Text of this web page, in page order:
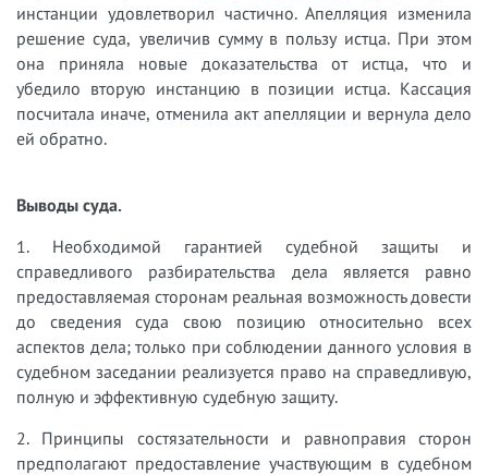
инстанции удовлетворил частично. Апелляция изменила
решение суда, увеличив сумму в пользу истца. При этом
она приняла новые доказательства от истца, что и
убедило вторую инстанцию в позиции истца. Кассация
посчитала иначе, отменила акт апелляции и вернула дело
ей обратно.
Выводы суда.
1. Необходимой гарантией судебной защиты и
справедливого разбирательства дела является равно
предоставляемая сторонам реальная возможность довести
до сведения суда свою позицию относительно всех
аспектов дела; только при соблюдении данного условия в
судебном заседании реализуется право на справедливую,
полную и эффективную судебную защиту.
2. Принципы состязательности и равноправия сторон
предполагают предоставление участвующим в судебном